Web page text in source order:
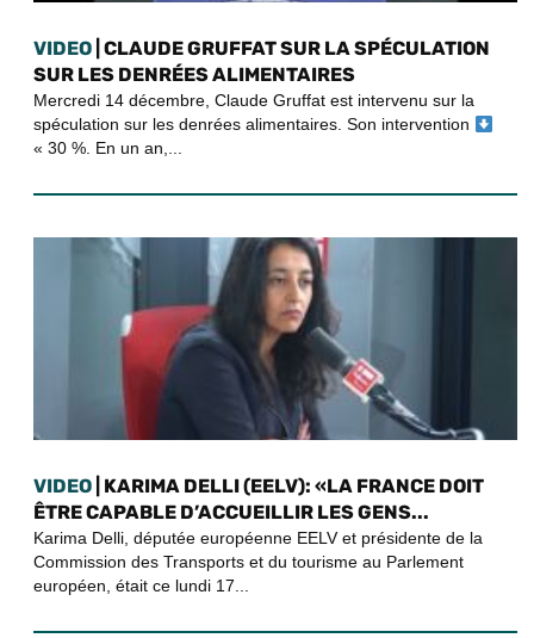
VIDEO | CLAUDE GRUFFAT SUR LA SPÉCULATION
SUR LES DENRÉES ALIMENTAIRES
Mercredi 14 décembre, Claude Gruffat est intervenu sur la
spéculation sur les denrées alimentaires. Son intervention
« 30 %. En un an,...
VIDEO | KARIMA DELLI (EELV): «LA FRANCE DOIT
ÊTRE CAPABLE D’ACCUEILLIR LES GENS...
Karima Delli, députée européenne EELV et présidente de la
Commission des Transports et du tourisme au Parlement
européen, était ce lundi 17...